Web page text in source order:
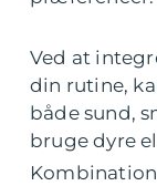
Ved at
din rutine,
både sund,
bruge dyre